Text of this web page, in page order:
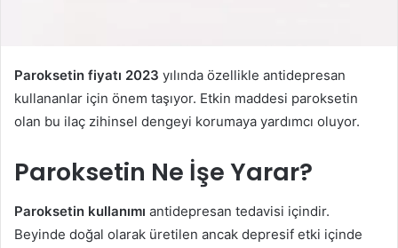
Paroksetin fiyatı 2023 yılında özellikle antidepresan
kullananlar için önem taşıyor. Etkin maddesi paroksetin
olan bu ilaç zihinsel dengeyi korumaya yardımcı oluyor.
Paroksetin Ne İşe Yarar?
Paroksetin kullanımı antidepresan tedavisi içindir.
Beyinde doğal olarak üretilen ancak depresif etki içinde